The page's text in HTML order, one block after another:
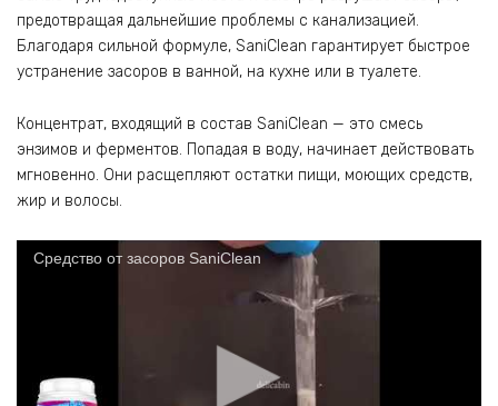
предотвращая дальнейшие проблемы с канализацией.
Благодаря сильной формуле, SaniClean гарантирует быстрое
устранение засоров в ванной, на кухне или в туалете.
Концентрат, входящий в состав SaniСlean — это смесь
энзимов и ферментов. Попадая в воду, начинает действовать
мгновенно. Они расщепляют остатки пищи, моющих средств,
жир и волосы.
Средство от засоров SaniClean